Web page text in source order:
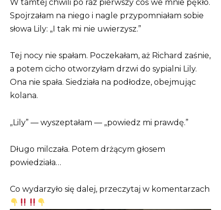
W tamtej chwili po raz pierwszy coś we mnie pękło.
Spojrzałam na niego i nagle przypomniałam sobie
słowa Lily: „I tak mi nie uwierzysz.”
Tej nocy nie spałam. Poczekałam, aż Richard zaśnie,
a potem cicho otworzyłam drzwi do sypialni Lily.
Ona nie spała. Siedziała na podłodze, obejmując
kolana.
„Lily” — wyszeptałam — „powiedz mi prawdę.”
Długo milczała. Potem drżącym głosem
powiedziała…
Co wydarzyło się dalej, przeczytaj w komentarzach